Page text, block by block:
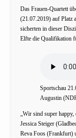
Das Frauen-Quartett
(21.07.2019) auf Platz
sicherten in dieser
Elfte die Qualifikation
Sportschau
Augustin
„Wir sind super happy,
Jessica Steiger
Reva Foos (Frankfurt)